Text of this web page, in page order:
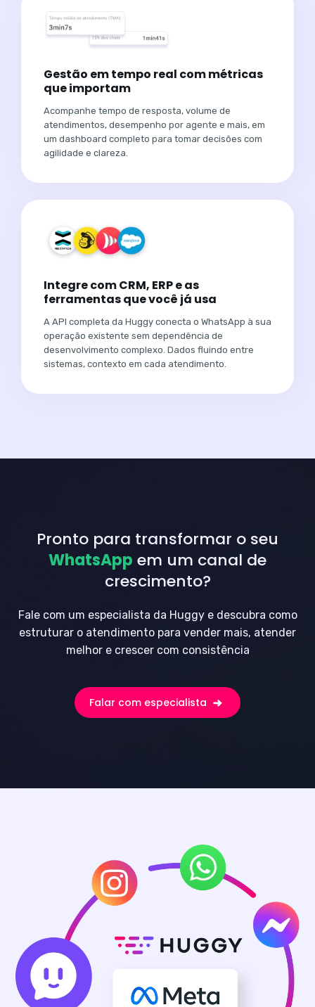
Gestão em tempo real com métricas
que importam
Acompanhe tempo de resposta, volume de
atendimentos, desempenho por agente e mais, em
um dashboard completo para tomar decisões com
agilidade e clareza.
Integre com CRM, ERP e as
ferramentas que você já usa
A API completa da Huggy conecta o WhatsApp à sua
operação existente sem dependência de
desenvolvimento complexo. Dados fluindo entre
sistemas, contexto em cada atendimento.
Pronto para transformar o seu
WhatsApp em um canal de
crescimento?
Fale com um especialista da Huggy e descubra como
estruturar o atendimento para vender mais, atender
melhor e crescer com consistência
Falar com especialista